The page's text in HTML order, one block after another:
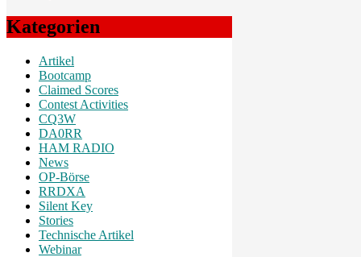
Kategorien
Artikel
Bootcamp
Claimed Scores
Contest Activities
CQ3W
DA0RR
HAM RADIO
News
OP-Börse
RRDXA
Silent Key
Stories
Technische Artikel
Webinar